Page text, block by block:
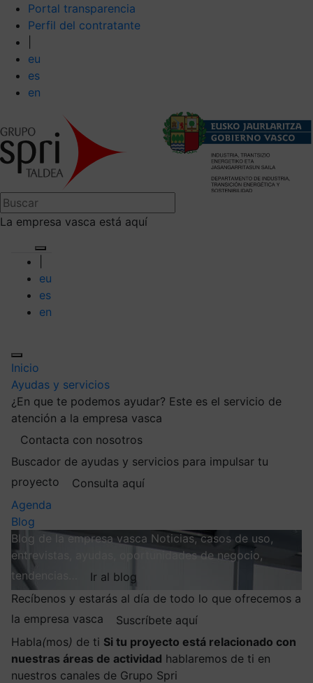
Portal transparencia
Perfil del contratante
eu
es
en
La empresa vasca está aquí
eu
es
en
Inicio
Ayudas y servicios
¿En que te podemos ayudar? Este es el servicio de
atención a la empresa vasca
Contacta con nosotros
Buscador de ayudas y servicios para impulsar tu
proyecto
Consulta aquí
Agenda
Blog
Blog de la empresa vasca Noticias, casos de uso,
entrevistas, ayudas, oportunidades de negocio,
tendencias…
Ir al blog
Recíbenos y estarás al día de todo lo que ofrecemos a
la empresa vasca
Suscríbete aquí
Habla(mos) de ti Si tu proyecto está relacionado con
nuestras áreas de actividad hablaremos de ti en
nuestros canales de Grupo Spri